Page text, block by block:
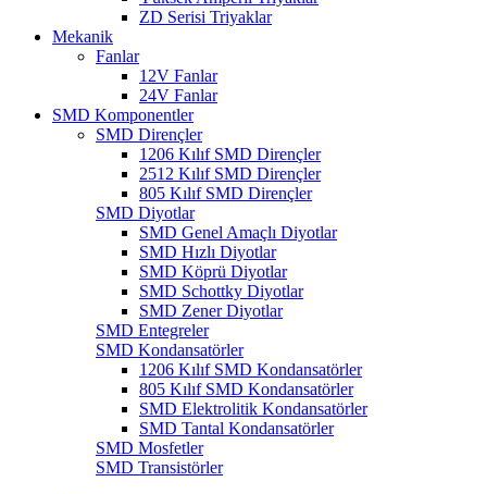
ZD Serisi Triyaklar
Mekanik
Fanlar
12V Fanlar
24V Fanlar
SMD Komponentler
SMD Dirençler
1206 Kılıf SMD Dirençler
2512 Kılıf SMD Dirençler
805 Kılıf SMD Dirençler
SMD Diyotlar
SMD Genel Amaçlı Diyotlar
SMD Hızlı Diyotlar
SMD Köprü Diyotlar
SMD Schottky Diyotlar
SMD Zener Diyotlar
SMD Entegreler
SMD Kondansatörler
1206 Kılıf SMD Kondansatörler
805 Kılıf SMD Kondansatörler
SMD Elektrolitik Kondansatörler
SMD Tantal Kondansatörler
SMD Mosfetler
SMD Transistörler